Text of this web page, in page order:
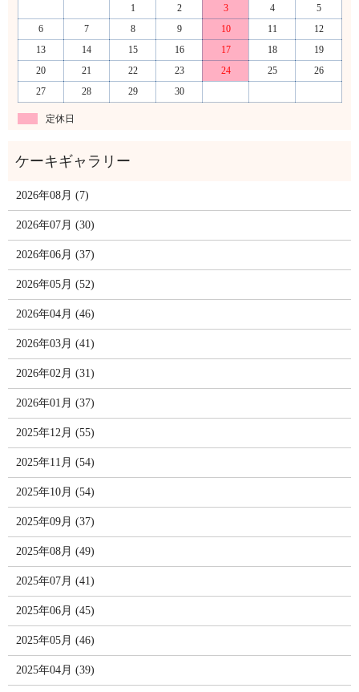
1
2 3 4
5
6
7 8 9 10 11
12
13
14 15 16 17 18
19
20
21 22 23 24 25
26
27
28 29 30
定休日
2026年08月 (7)
2026年07月 (30)
2026年06月 (37)
2026年05月 (52)
2026年04月 (46)
2026年03月 (41)
2026年02月 (31)
2026年01月 (37)
2025年12月 (55)
2025年11月 (54)
2025年10月 (54)
2025年09月 (37)
2025年08月 (49)
2025年07月 (41)
2025年06月 (45)
2025年05月 (46)
2025年04月 (39)